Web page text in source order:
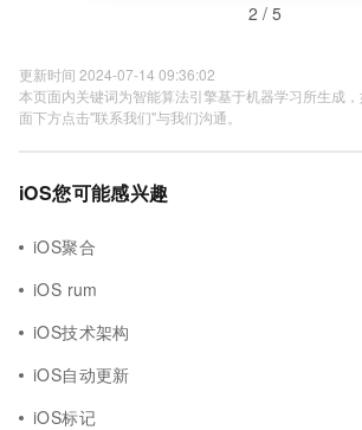
2 / 5
更新时间 2024-07-14 09:36:02
本页面内关键词为智能算法引擎基于机器学习所生成
面下方点击"联系我们"与我们沟通。
iOS您可能感兴趣
iOS聚合
iOS rum
iOS技术架构
iOS自动更新
iOS标记